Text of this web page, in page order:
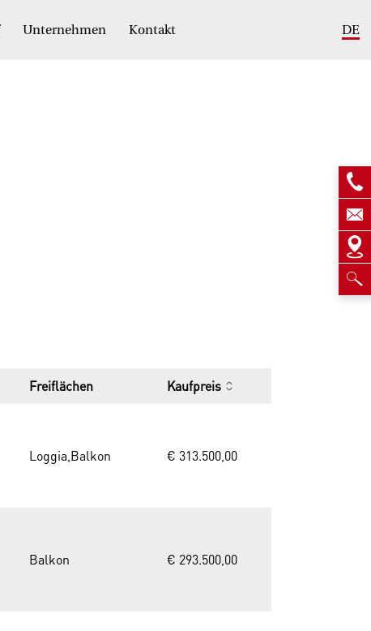
Unternehmen Kontakt DE
Freiflächen Kaufpreis
Loggia,Balkon € 313.500,00
Balkon € 293.500,00